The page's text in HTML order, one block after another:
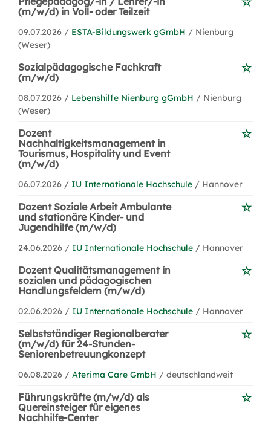
(m/w/d) in Voll- oder Teilzeit
09.07.2026 / ESTA-Bildungswerk gGmbH / Nienburg
(Weser)
Sozialpädagogische Fachkraft
(m/w/d)
08.07.2026 / Lebenshilfe Nienburg gGmbH / Nienburg
(Weser)
Dozent
Nachhaltigkeitsmanagement in
Tourismus, Hospitality und Event
(m/w/d)
06.07.2026 / IU Internationale Hochschule / Hannover
Dozent Soziale Arbeit Ambulante
und stationäre Kinder- und
Jugendhilfe (m/w/d)
24.06.2026 / IU Internationale Hochschule / Hannover
Dozent Qualitätsmanagement in
sozialen und pädagogischen
Handlungsfeldern (m/w/d)
02.06.2026 / IU Internationale Hochschule / Hannover
Selbstständiger Regionalberater
(m/w/d) für 24-Stunden-
Seniorenbetreuungkonzept
06.08.2026 / Aterima Care GmbH / deutschlandweit
Führungskräfte (m/w/d) als
Quereinsteiger für eigenes
Nachhilfe-Center